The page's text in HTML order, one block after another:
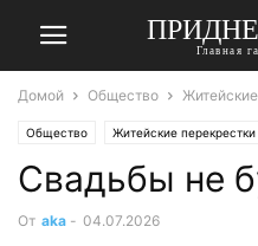
Главная
Домой Общество
Общество Житейские перекрестки
Свадьбы не
От aka - 04.07.2026